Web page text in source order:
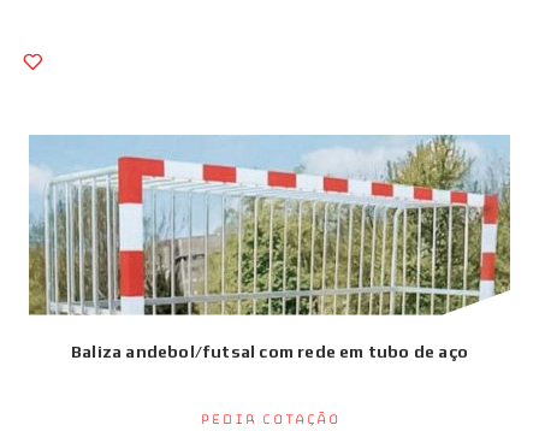
Baliza andebol/futsal com rede em tubo de aço
Pedir Cotação